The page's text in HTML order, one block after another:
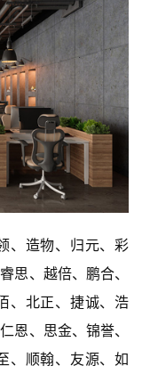
、造物、归元、彩
思、越倍、鹏合、
、北正、捷诚、浩
恩、思金、锦誉、
、顺翰、友源、如